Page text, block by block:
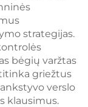
strategijas.
bėgių varžtas
griežtus
verslo
klausimus.